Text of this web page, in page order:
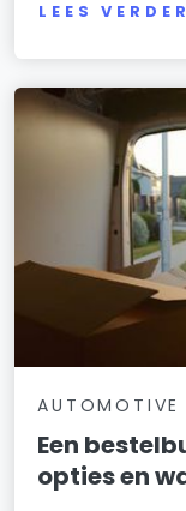
LEES VERDER
AUTOMOTIVE
Een
opties en